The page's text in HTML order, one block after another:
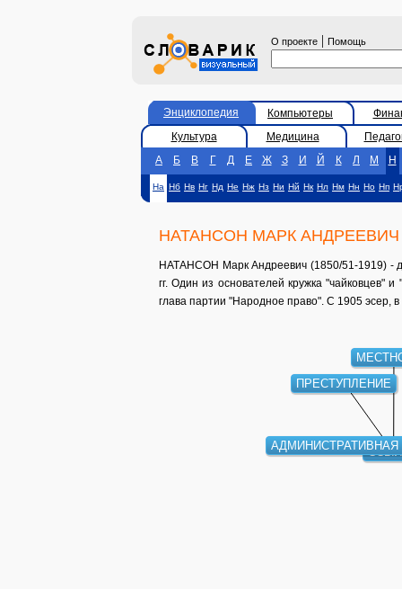
О проекте | Помощь
Энциклопедия Компьютеры
Культура
Медицина
А
Б В Г Д Е Ж З И Й К Л М Н
На Нб Нв Нг Нд Не Нж Нз Ни Нй Нк Нл Нм Нн Но Нп
НАТАНСОН МАРК АНДРЕЕВИЧ
НАТАНСОН Марк Андреевич (1850/51-1919) -
гг. Один из основателей кружка "чайковцев"
глава партии "Народное право". С 1905 эсер,
ПРЕСТУПЛЕНИЕ